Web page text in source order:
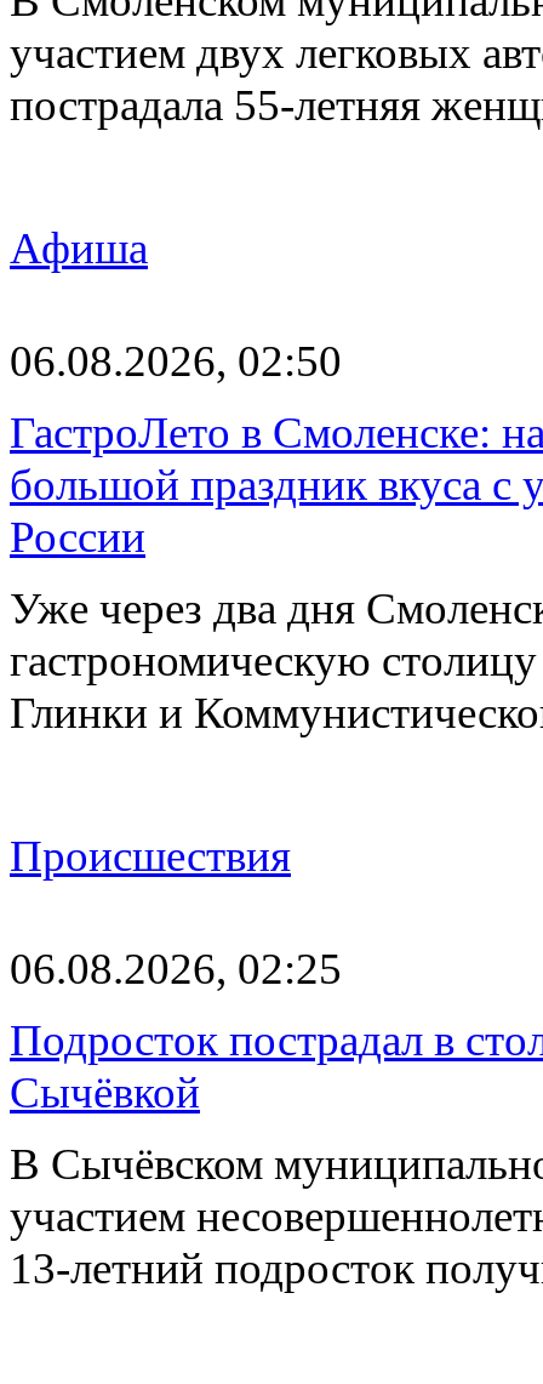
участием двух легковых
пострадала 55-летняя
Афиша
06.08.2026, 02:50
ГастроЛето в Смоленске:
большой праздник вкуса с
России
Уже через два дня
гастрономическую
Глинки и
Происшествия
06.08.2026, 02:25
Подросток пострадал в
Сычёвкой
В Сычёвском
участием
13-летний подросток